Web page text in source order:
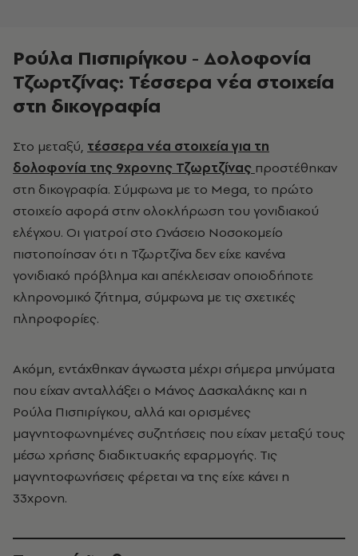
Ρούλα Πισπιρίγκου - Δολοφονία
Τζωρτζίνας: Τέσσερα νέα στοιχεία
στη δικογραφία
Στο μεταξύ, τέσσερα νέα στοιχεία για τη
δολοφονία της 9χρονης Τζωρτζίνας προστέθηκαν
στη δικογραφία. Σύμφωνα με το Mega, το πρώτο
στοιχείο αφορά στην ολοκλήρωση του γονιδιακού
ελέγχου. Οι γιατροί στο Ωνάσειο Νοσοκομείο
πιστοποίησαν ότι η Τζωρτζίνα δεν είχε κανένα
γονιδιακό πρόβλημα και απέκλεισαν οποιοδήποτε
κληρονομικό ζήτημα, σύμφωνα με τις σχετικές
πληροφορίες.
Ακόμη, εντάχθηκαν άγνωστα μέχρι σήμερα μηνύματα
που είχαν ανταλλάξει ο Μάνος Δασκαλάκης και η
Ρούλα Πισπιρίγκου, αλλά και ορισμένες
μαγνητοφωνημένες συζητήσεις που είχαν μεταξύ τους
μέσω χρήσης διαδικτυακής εφαρμογής. Τις
μαγνητοφωνήσεις φέρεται να της είχε κάνει η
33χρονη.